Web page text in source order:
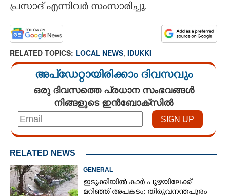
പ്രസാദ് എന്നിവർ സംസാരിച്ചു.
RELATED TOPICS: LOCAL NEWS, IDUKKI
അപ്ഡേറ്റായിരിക്കാം ദിവസവും
ഒരു ദിവസത്തെ പ്രധാന സംഭവങ്ങൾ
നിങ്ങളുടെ ഇൻബോക്സിൽ
RELATED NEWS
GENERAL
ഇടുക്കിയിൽ കാർ പുഴയിലേക്ക്
മറിഞ്ഞ് അപകടം; തിരുവനന്തപുരം